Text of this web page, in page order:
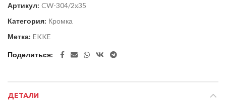
Артикул: CW-304/2x35
Категория: Кромка
Метка: EKKE
Поделиться
ДЕТАЛИ